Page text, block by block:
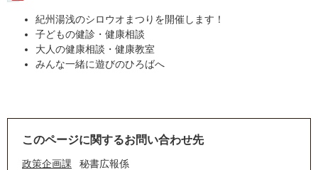
紀州湯浅のシロウオまつりを開催します！
​子どもの健診・健康相談
大人の健康相談・健康教室
みんな一緒に遊びのひろばへ
このページに関するお問い合わせ先
政策企画課
秘書広報係